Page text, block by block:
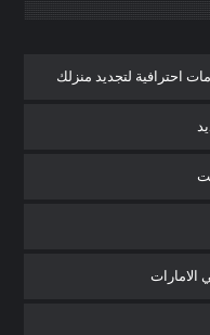
الامارات